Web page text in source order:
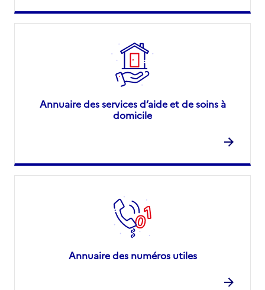
Annuaire des services d’aide et de soins à
domicile
Annuaire des numéros utiles